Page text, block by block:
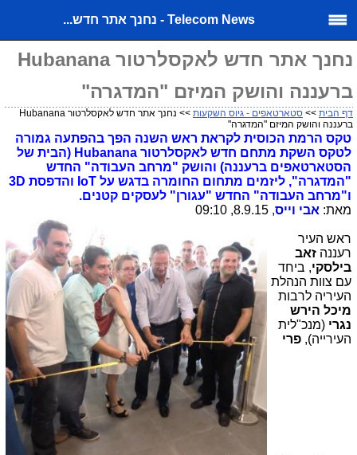
Telecom News - נחנך אתר חדש...
נחנך אתר חדש לאקסלרטור Hubanana
ברעננה והושק המיזם "המדגרה"
דף הבית >> סטארטאפים - גיוס השקעות
>> נחנך אתר חדש לאקסלרטור Hubanana
ברעננה והושק המיזם "המדגרה"
טקס הרמת הכוסית לקראת ראש השנה הפך בהפתעה גמורה
לטקס השקת מתחם חדש לאקסלרטור Hubanana (הבית של
הסטארטאפים ברעננה) והושק "מרחב העבודה" החדש
"המדגרה", ליזמים מתחום החומרה בדגש על IoT והדפסת 3D
ו"מרחב העבודה" החדש "עגורן" לעסקים קטנים.
מאת: אבי וייס,
ראש העיר
רעננה זאב
בילסקי, ביחד
עם צוות הנהלת
העיריה לרבות
מיכל הירש
נגרי (מנכ"לית
העירייה), פרי